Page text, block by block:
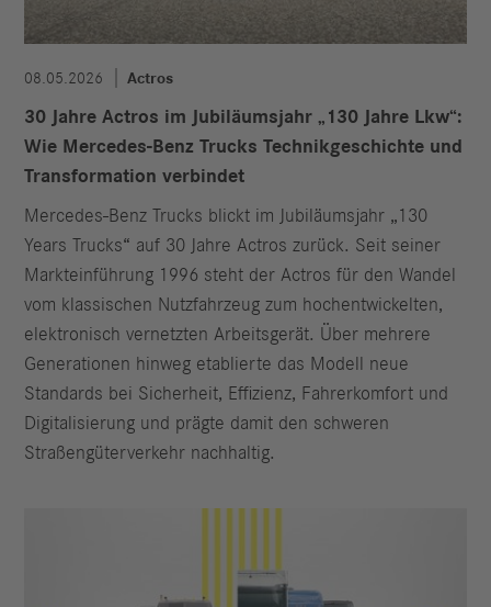
08.05.2026 Actros
30 Jahre Actros im Jubiläumsjahr „130 Jahre Lkw“:
Wie Mercedes‑Benz Trucks Technikgeschichte und
Transformation verbindet
Mercedes‑Benz Trucks blickt im Jubiläumsjahr „130
Years Trucks“ auf 30 Jahre Actros zurück. Seit seiner
Markteinführung 1996 steht der Actros für den Wandel
vom klassischen Nutzfahrzeug zum hochentwickelten,
elektronisch vernetzten Arbeitsgerät. Über mehrere
Generationen hinweg etablierte das Modell neue
Standards bei Sicherheit, Effizienz, Fahrerkomfort und
Digitalisierung und prägte damit den schweren
Straßengüterverkehr nachhaltig.